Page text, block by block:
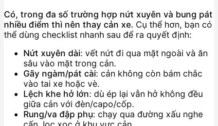
Có, trong đa số trường hợp nứt xuyên và bung pát
nhiều điểm thì nên thay cản xe. Cụ thể hơn, bạn có
thể dùng checklist nhanh sau để ra quyết định:
Nứt xuyên dài: vết nứt đi qua mặt ngoài và ăn
sâu vào mặt trong cản.
Gãy ngàm/pát cài: cản không còn bám chắc
vào tai xe hoặc vè.
Lệch khe hở lớn: dù ép lại vẫn hở không đều
giữa cản với đèn/capo/cốp.
Rung/va đập phụ: chạy qua đường xấu nghe